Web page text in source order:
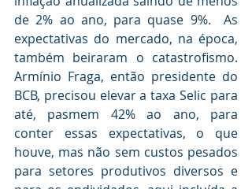
de 2% ao ano, para quase 9%.  As
expectativas do mercado, na época,
também beiraram o catastrofismo.
Armínio Fraga, então presidente do
BCB, precisou elevar a taxa Selic para
até, pasmem 42% ao ano, para
conter essas expectativas, o que
houve, mas não sem custos pesados
para setores produtivos diversos e